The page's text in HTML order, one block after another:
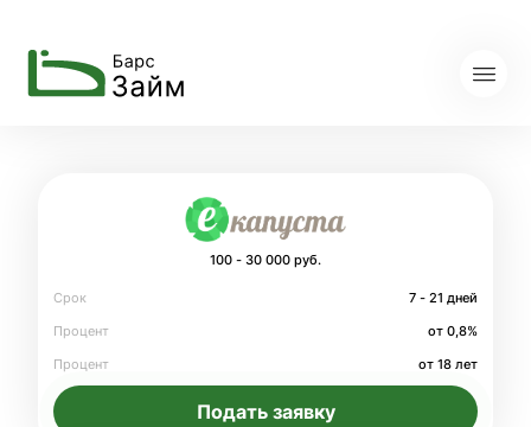
100 - 30 000 руб.
Срок
7 - 21 дней
Процент
от 0,8%
Процент
от 18 лет
Подать заявку